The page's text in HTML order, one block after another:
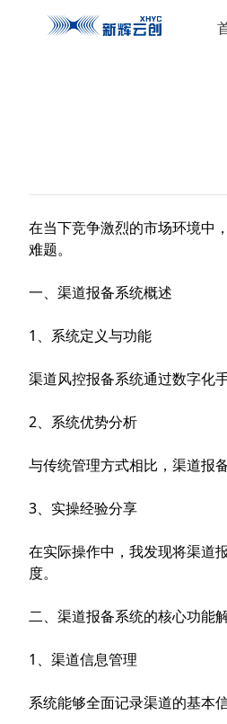
在当下竞争激烈的市场环境中
难题。
一、渠道报备系统概述
1、系统定义与功能
渠道风控报备系统通过数字化
2、系统优势分析
与传统管理方式相比，渠道报
3、实操经验分享
在实际操作中，我发现将渠道
度。
二、渠道报备系统的核心功能
1、渠道信息管理
系统能够全面记录渠道的基本